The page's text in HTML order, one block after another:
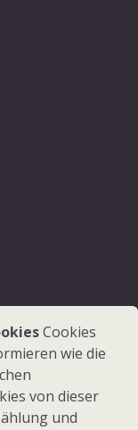
Cookies
wie die
von dieser
und